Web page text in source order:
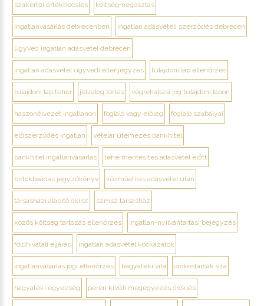
szakértői értékbecslés költségmegosztás
ingatlanvásárlás debrecenben ingatlan adásvételi szerződés debrecen
ügyvéd ingatlan adásvétel debrecen
ingatlan adásvétel ügyvédi ellenjegyzés tulajdoni lap ellenőrzés
tulajdoni lap teher jelzálog törlés végrehajtási jog tulajdoni lapon
haszonélvezet ingatlanon foglaló vagy előleg foglaló szabályai
előszerződés ingatlan vételár ütemezés bankhitel
bankhitel ingatlanvásárlás tehermentesítés adásvétel előtt
birtokbaadás jegyzőkönyv közműátírás adásvétel után
társasházi alapító okirat szmsz társasház
közös költség tartozás ellenőrzés ingatlan-nyilvántartási bejegyzés
földhivatali eljárás ingatlan adásvétel kockázatok
ingatlanvásárlás jogi ellenőrzés hagyatéki vita örököstársak vita
hagyatéki egyezség peren kívüli megegyezés öröklés